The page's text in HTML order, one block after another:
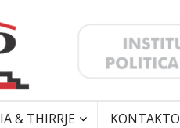
& THIRRJE KONTAKTO